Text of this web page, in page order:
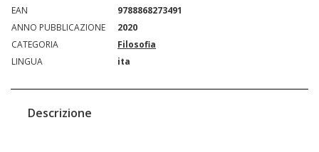
EAN
9788868273491
ANNO PUBBLICAZIONE
2020
CATEGORIA
Filosofia
LINGUA
ita
Descrizione